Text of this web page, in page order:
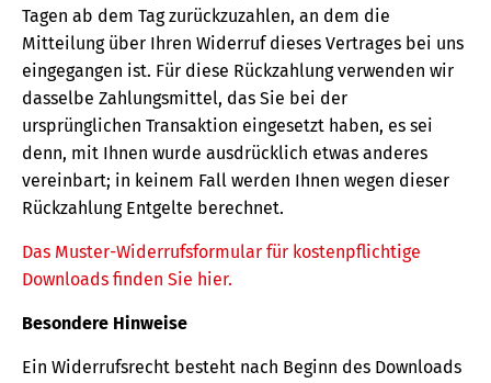
Tagen ab dem Tag zurückzuzahlen, an dem die
Mitteilung über Ihren Widerruf dieses Vertrages bei uns
eingegangen ist. Für diese Rückzahlung verwenden wir
dasselbe Zahlungsmittel, das Sie bei der
ursprünglichen Transaktion eingesetzt haben, es sei
denn, mit Ihnen wurde ausdrücklich etwas anderes
vereinbart; in keinem Fall werden Ihnen wegen dieser
Rückzahlung Entgelte berechnet.
Das Muster-Widerrufsformular für kostenpflichtige
Downloads finden Sie hier.
Besondere Hinweise
Ein Widerrufsrecht besteht nach Beginn des Downloads